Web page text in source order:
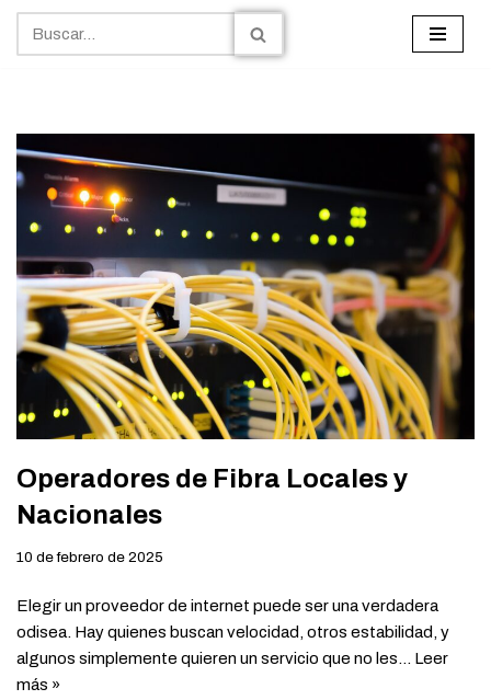
Saltar
Operadores de Fibra Locales y
Nacionales
10 de febrero de 2025
Elegir un proveedor de internet puede ser una verdadera
odisea. Hay quienes buscan velocidad, otros estabilidad, y
algunos simplemente quieren un servicio que no les… Leer
más »